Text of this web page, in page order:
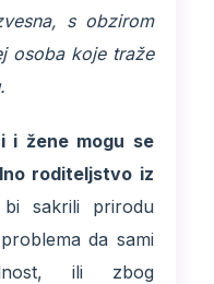
s obzirom
osoba koje traže
i žene mogu se
roditeljstvo iz
sakrili prirodu
da sami
ili zbog